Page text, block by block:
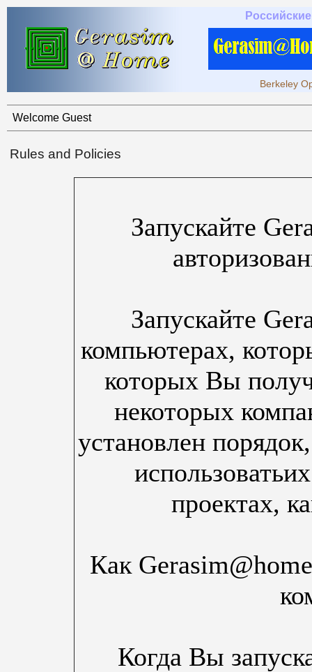
Berkeley
Welcome Guest
Rules and Policies
Запускайте
Запускайте
компьютерах,
которых Вы
некоторых
установлен
проектах,
Как
Когда Вы